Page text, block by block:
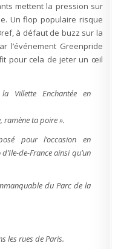
mettent la pression sur
Un flop populaire risque
à défaut de buzz sur la
l’événement Greenpride
pour cela de jeter un œil
Villette Enchantée en
ramène ta poire ».
pour l’occasion en
de-France ainsi qu’un
du Parc de la
les rues de Paris.